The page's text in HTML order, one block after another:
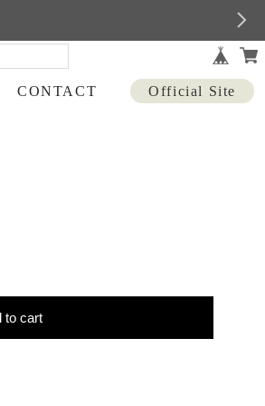
CONTACT Official Site
to cart